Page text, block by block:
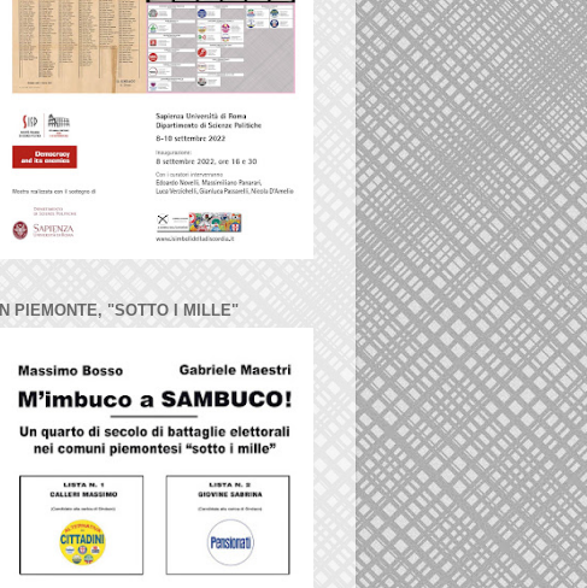
IN PIEMONTE, "SOTTO I MILLE"